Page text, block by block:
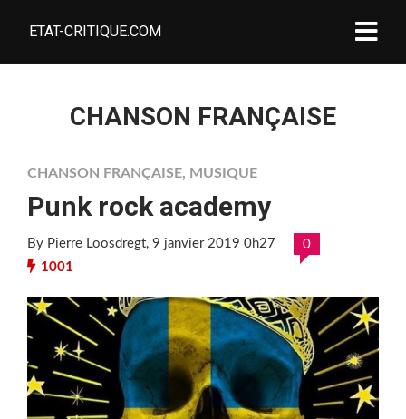
ETAT-CRITIQUE.COM
CHANSON FRANÇAISE
CHANSON FRANÇAISE, MUSIQUE
Punk rock academy
By Pierre Loosdregt, 9 janvier 2019 0h27
0
1001